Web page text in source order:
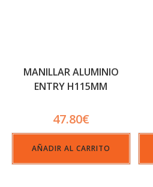
MANILLAR ALUMINIO
ENTRY H115MM
47.80€
AÑADIR AL CARRITO